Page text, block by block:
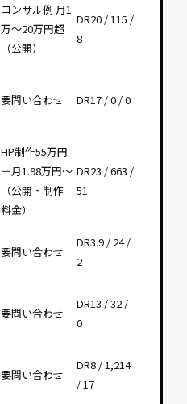
コンサル例 月1
万〜20万円超
（公開）
DR20 / 115 /
8
要問い合わせ DR17 / 0 / 0
HP制作55万円
＋月1.98万円〜
（公開・制作
料金）
DR23 / 663 /
51
要問い合わせ
DR3.9 / 24 /
2
要問い合わせ
DR13 / 32 /
0
要問い合わせ
DR8 / 1,214
/ 17